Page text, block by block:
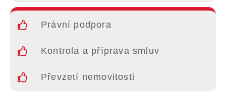
Právní podpora
Kontrola a příprava smluv
Převzetí nemovitosti